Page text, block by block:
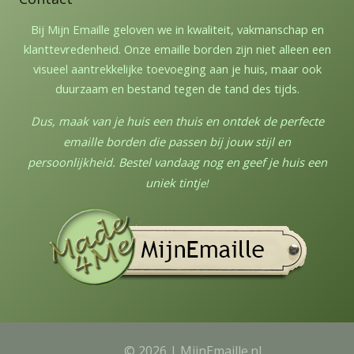
Bij Mijn Emaille geloven we in kwaliteit, vakmanschap en
klanttevredenheid. Onze emaille borden zijn niet alleen een
visueel aantrekkelijke toevoeging aan je huis, maar ook
duurzaam en bestand tegen de tand des tijds.
Dus, maak van je huis een thuis en ontdek de perfecte
emaille borden die passen bij jouw stijl en
persoonlijkheid. Bestel vandaag nog en geef je huis een
uniek tintje!